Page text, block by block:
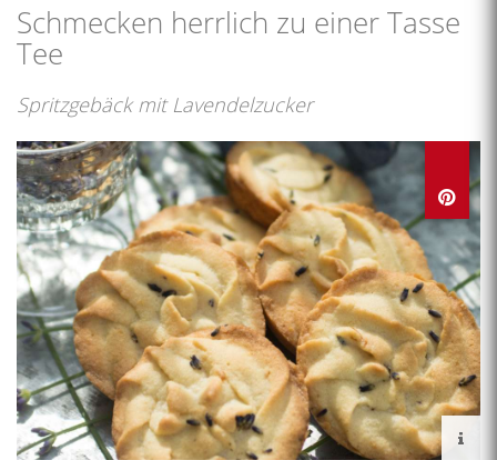
Schmecken herrlich zu einer Tasse
Tee
Spritzgebäck mit Lavendelzucker